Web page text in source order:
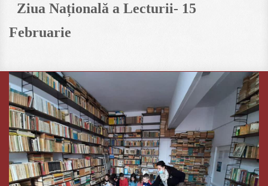
Ziua Națională a Lecturii- 15
Februarie